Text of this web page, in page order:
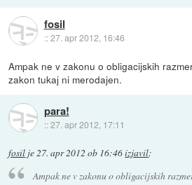
fosil
::27. apr 2012, 16:46
Ampak ne v zakonu o obligacijskih
zakon tukaj ni merodajen.
para!
::27. apr 2012, 17:11
fosil je27. apr 2012 ob 16:46izjavil:
Ampak ne v zakonu o obligacijskih